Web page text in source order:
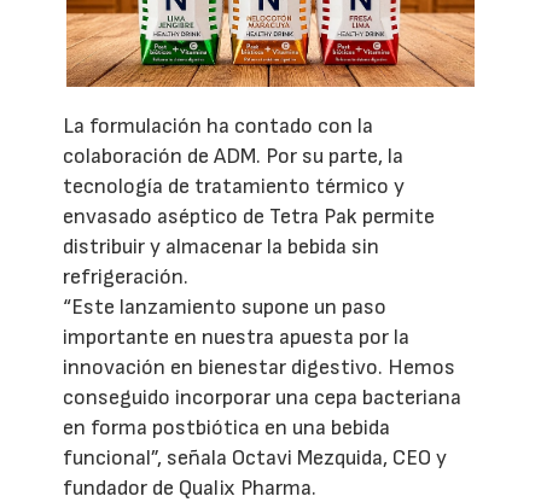
La formulación ha contado con la
colaboración de ADM. Por su parte, la
tecnología de tratamiento térmico y
envasado aséptico de Tetra Pak permite
distribuir y almacenar la bebida sin
refrigeración.
“Este lanzamiento supone un paso
importante en nuestra apuesta por la
innovación en bienestar digestivo. Hemos
conseguido incorporar una cepa bacteriana
en forma postbiótica en una bebida
funcional”, señala Octavi Mezquida, CEO y
fundador de Qualix Pharma.